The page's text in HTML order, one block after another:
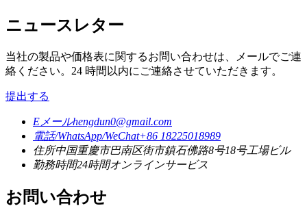
ニュースレター
当社の製品や価格表に関するお問い合わせは、メールでご連
絡ください。24 時間以内にご連絡させていただきます。
提出する
Eメールhengdun0@gmail.com
電話/WhatsApp/WeChat+86 18225018989
住所中国重慶市巴南区街市鎮石佛路8号18号工場ビル
勤務時間24時間オンラインサービス
お問い合わせ